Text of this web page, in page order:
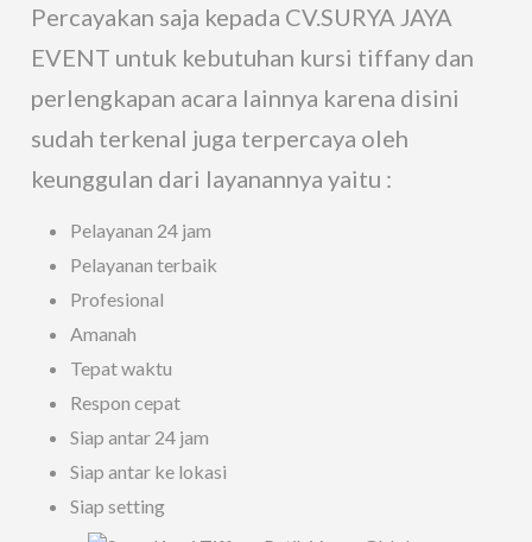
Percayakan saja kepada CV.SURYA JAYA
EVENT untuk kebutuhan kursi tiffany dan
perlengkapan acara lainnya karena disini
sudah terkenal juga terpercaya oleh
keunggulan dari layanannya yaitu :
Pelayanan 24 jam
Pelayanan terbaik
Profesional
Amanah
Tepat waktu
Respon cepat
Siap antar 24 jam
Siap antar ke lokasi
Siap setting